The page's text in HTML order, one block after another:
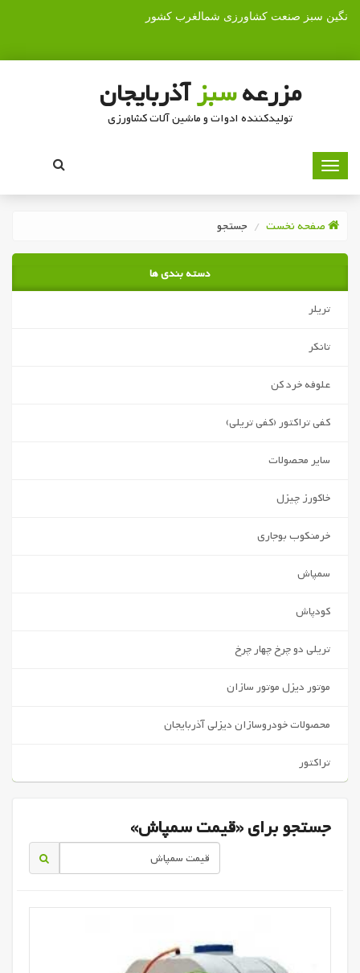
نگین سبز صنعت کشاورزی شمالغرب کشور
مزرعهسبزآذربایجان
تولیدکننده ادوات و ماشین آلات کشاورزی
صفحه نخست جستجو
دسته بندی ها
تریلر
تانکر
علوفه خرد کن
کفی تراکتور (کفی تریلی)
سایر محصولات
خاکورز چیزل
خرمنکوب بوجاری
سمپاش
کودپاش
تریلی دو چرخ چهار چرخ
موتور دیزل موتور سازان
محصولات خودروسازان دیزلی آذربایجان
تراکتور
جستجو برای «قیمت سمپاش»